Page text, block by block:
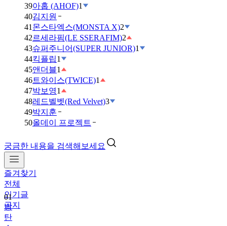
39아홉 (AHOF)1
40김지원
41 몬스타엑스(MONSTA X)2
42르세라핌(LE SSERAFIM)2
43슈퍼주니어(SUPER JUNIOR)1
44킥플립1
45앤더블1
46트와이스(TWICE)1
47박보영1
48레드벨벳(Red Velvet)3
49박지훈
50올데이 프로젝트
궁금한 내용을 검색해보세요
즐겨찾기
전체
인기글
공지
01
방
탄
소
년